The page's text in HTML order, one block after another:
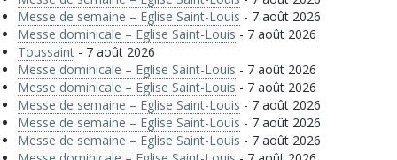
Messe de semaine – Eglise Saint-Louis - 7 août 2026
Messe dominicale – Eglise Saint-Louis - 7 août 2026
Toussaint - 7 août 2026
Messe dominicale – Eglise Saint-Louis - 7 août 2026
Messe dominicale – Eglise Saint-Louis - 7 août 2026
Messe de semaine – Eglise Saint-Louis - 7 août 2026
Messe de semaine – Eglise Saint-Louis - 7 août 2026
Messe de semaine – Eglise Saint-Louis - 7 août 2026